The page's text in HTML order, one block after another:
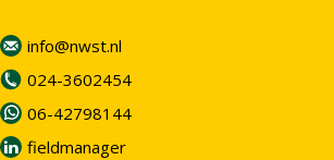
info@nwst.nl
024-3602454
06-42798144
fieldmanager